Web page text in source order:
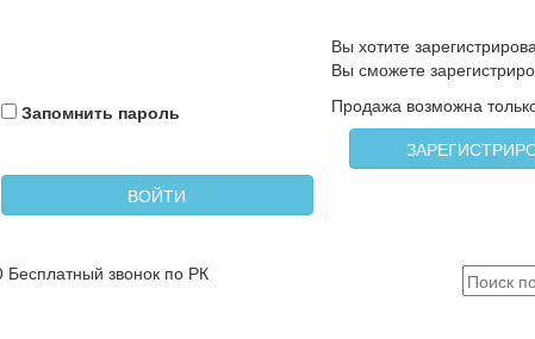
Запомнить пароль
ВОЙТИ
Вы хотите
Вы сможете
Продажа возможна